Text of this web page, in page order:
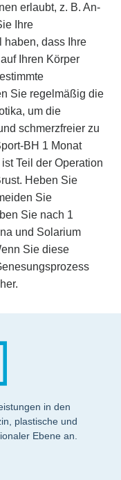
erlaubt, z. B. An-
Ihre
haben, dass Ihre
Ihren Körper
Sie regelmäßig die
um die
schmerzfreier zu
BH 1 Monat
Teil der Operation
Heben Sie
Sie
Sie nach 1
und Solarium
Sie diese
in den
plastische und
Ebene an.